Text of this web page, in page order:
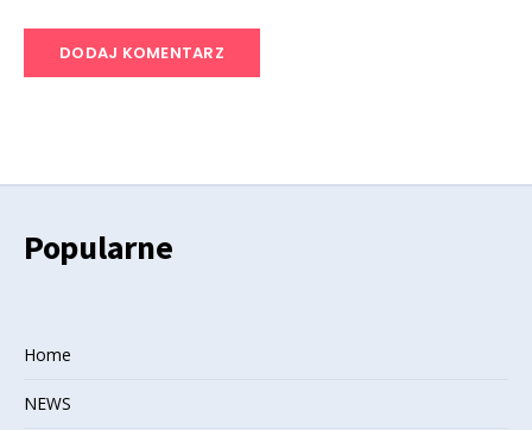
Popularne
Home
NEWS